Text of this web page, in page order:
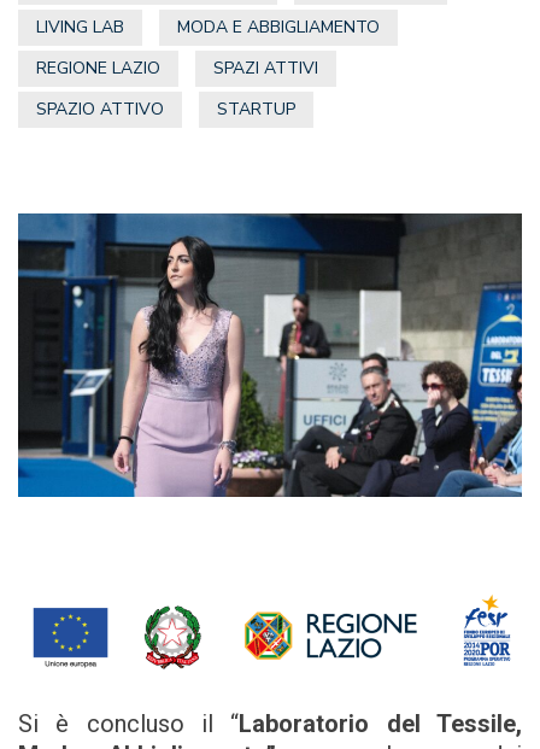
LIVING LAB
MODA E ABBIGLIAMENTO
REGIONE LAZIO
SPAZI ATTIVI
SPAZIO ATTIVO
STARTUP
Si è concluso il “Laboratorio del Tessile,